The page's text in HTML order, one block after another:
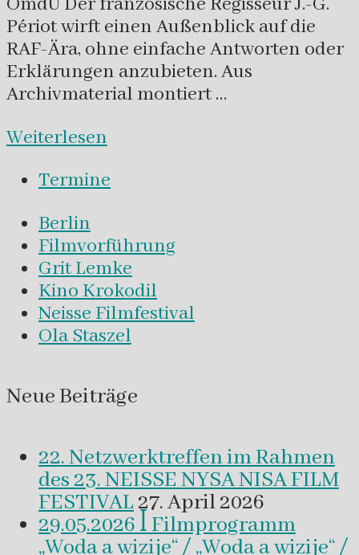
Périot wirft einen Außenblick auf die
RAF-Ära, ohne einfache Antworten oder
Erklärungen anzubieten. Aus
Archivmaterial montiert …
Weiterlesen
Termine
Berlin
Filmvorführung
Grit Lemke
Kino Krokodil
Neisse Filmfestival
Ola Staszel
Neue Beiträge
22. Netzwerktreffen im Rahmen
des 23. NEISSE NYSA NISA FILM
FESTIVAL 27. April 2026
29.05.2026 ꟾ Filmprogramm
„Woda a wizije“ / „Woda a wizije“ /